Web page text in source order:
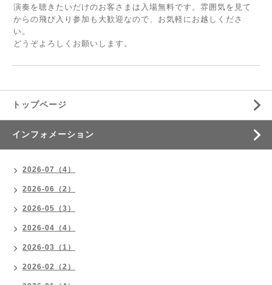
演奏を聴きたいだけのお客さまは入場無料です。雰囲気を見て
からの飛び入り参加も大歓迎なので、お気軽にお越しくださ
い。
どうぞよろしくお願いします。
トップページ
インフォメーション
2026-07（4）
2026-06（2）
2026-05（3）
2026-04（4）
2026-03（1）
2026-02（2）